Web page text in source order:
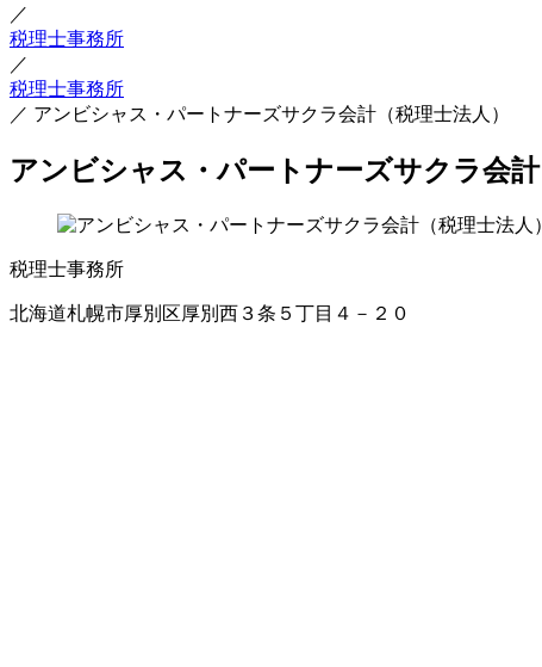
／
税理士事務所
／
税理士事務所
／ アンビシャス・パートナーズサクラ会計（税理士法人）
アンビシャス・パートナーズサクラ会計
税理士事務所
北海道札幌市厚別区厚別西３条５丁目４－２０